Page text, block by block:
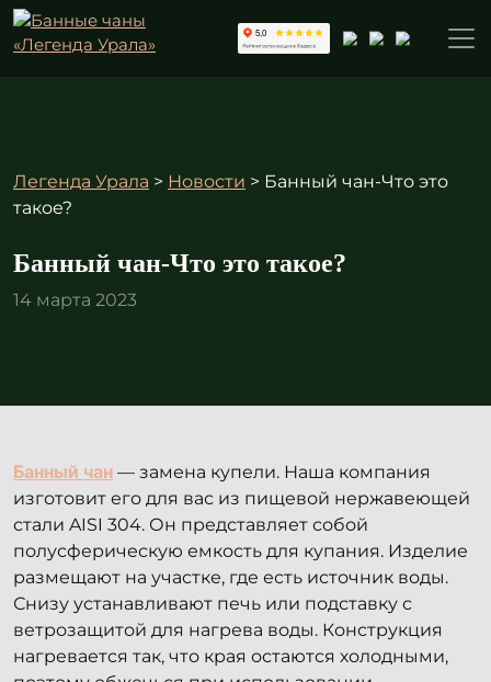
Легенда Урала > Новости > Банный чан-Что это
такое?
Банный чан-Что это такое?
14 марта 2023
Банный чан — замена купели. Наша компания
изготовит его для вас из пищевой нержавеющей
стали AISI 304. Он представляет собой
полусферическую емкость для купания. Изделие
размещают на участке, где есть источник воды.
Снизу устанавливают печь или подставку с
ветрозащитой для нагрева воды. Конструкция
нагревается так, что края остаются холодными,